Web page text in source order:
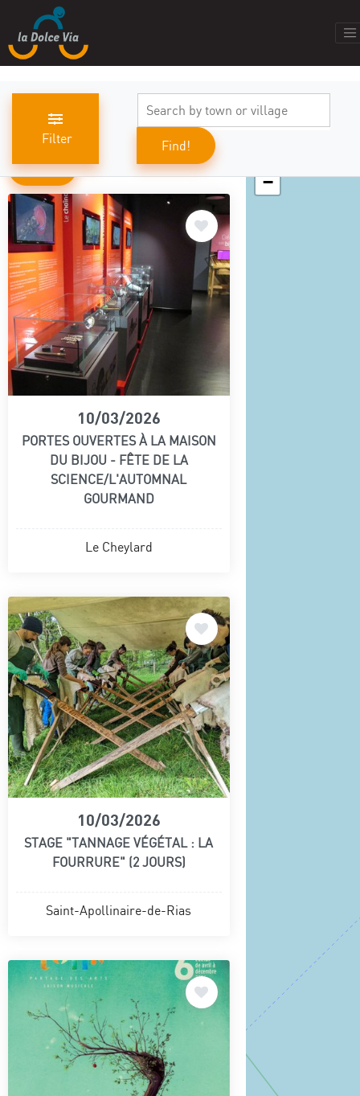
Filter
Find!
519
results found
10/03/2026
PORTES OUVERTES À LA MAISON
DU BIJOU - FÊTE DE LA
SCIENCE/L'AUTOMNAL
GOURMAND
Le Cheylard
10/03/2026
STAGE "TANNAGE VÉGÉTAL : LA
FOURRURE" (2 JOURS)
Saint-Apollinaire-de-Rias
−